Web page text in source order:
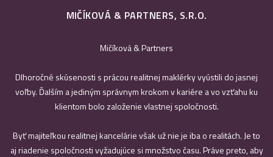
MIČÍKOVÁ & PARTNERS, S.R.O.
Mičíková & Partners
Dlhoročné skúsenosti s prácou realitnej maklérky vyústili do jasnej
voľby. Ďalším a jediným správnym krokom v kariére a vo vzťahu ku
klientom bolo založenie vlastnej spoločnosti.
Byť majiteľkou realitnej kancelárie však už nie je iba o realitách. Je to
aj riadenie spoločnosti vyžadujúce si množstvo času. Práve preto, aby